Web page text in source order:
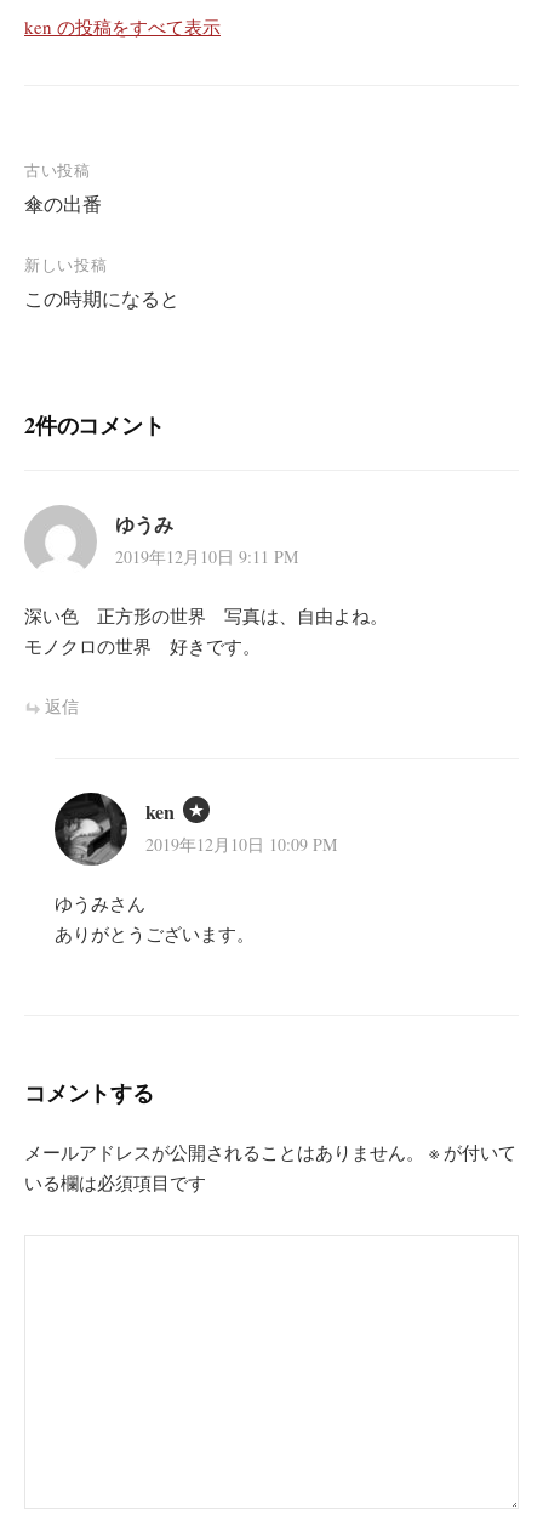
ken の投稿をすべて表示
投
稿
ナ
ビ
ゲ
ョ
古い投稿
傘の出番
新しい投稿
この時期になると
2件のコメント
ゆうみ
2019年12月10日 9:11 PM
深い色 正方形の世界 写真は、自由よね。
モノクロの世界 好きです。
返信
ken
2019年12月10日 10:09 PM
ゆうみさん
ありがとうございます。
コメントする
メールアドレスが公開されることはありません。 ※ が付いて
いる欄は必須項目です